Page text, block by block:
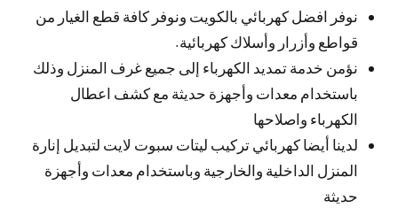
نوفر افضل كهربائي بالكويت ونوفر كافة قطع الغيار من
قواطع وأزرار وأسلاك كهربائية.
نؤمن خدمة تمديد الكهرباء إلى جميع غرف المنزل وذلك
باستخدام معدات وأجهزة حديثة مع كشف اعطال
الكهرباء واصلاحها
لدينا أيضا كهربائي تركيب ليتات سبوت لايت لتبديل إنارة
المنزل الداخلية والخارجية وباستخدام معدات وأجهزة
حديثة